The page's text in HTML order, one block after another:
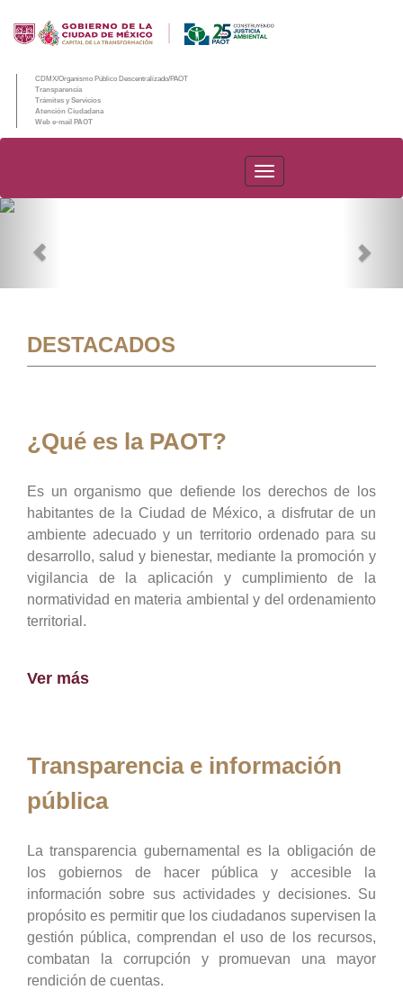
CDMX/Organismo Público Descentralizado/PAOT
Transparencia
Trámites y Servicios
Atención Ciudadana
Web e-mail PAOT
PAOT
DESTACADOS
¿Qué es la PAOT?
Es un organismo que defiende los derechos de los
habitantes de la Ciudad de México, a disfrutar de un
ambiente adecuado y un territorio ordenado para su
desarrollo, salud y bienestar, mediante la promoción y
vigilancia de la aplicación y cumplimiento de la
normatividad en materia ambiental y del ordenamiento
territorial.
Ver más
Transparencia e información
pública
La transparencia gubernamental es la obligación de
los gobiernos de hacer pública y accesible la
información sobre sus actividades y decisiones. Su
propósito es permitir que los ciudadanos supervisen la
gestión pública, comprendan el uso de los recursos,
combatan la corrupción y promuevan una mayor
rendición de cuentas.